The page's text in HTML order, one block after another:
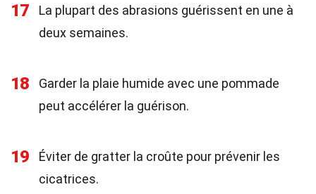
17
La plupart des abrasions guérissent en une à
deux semaines.
18
Garder la plaie humide avec une pommade
peut accélérer la guérison.
19
Éviter de gratter la croûte pour prévenir les
cicatrices.